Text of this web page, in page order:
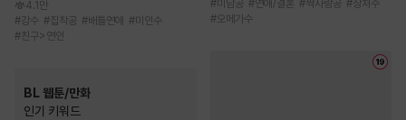
4.1만
#강수 #집착공 #배틀연애 #미인수
#친구>연인
BL 웹툰/만화
인기 키워드
#미남공 #연애/결혼 #짝사랑공 #상처수
#오메가수